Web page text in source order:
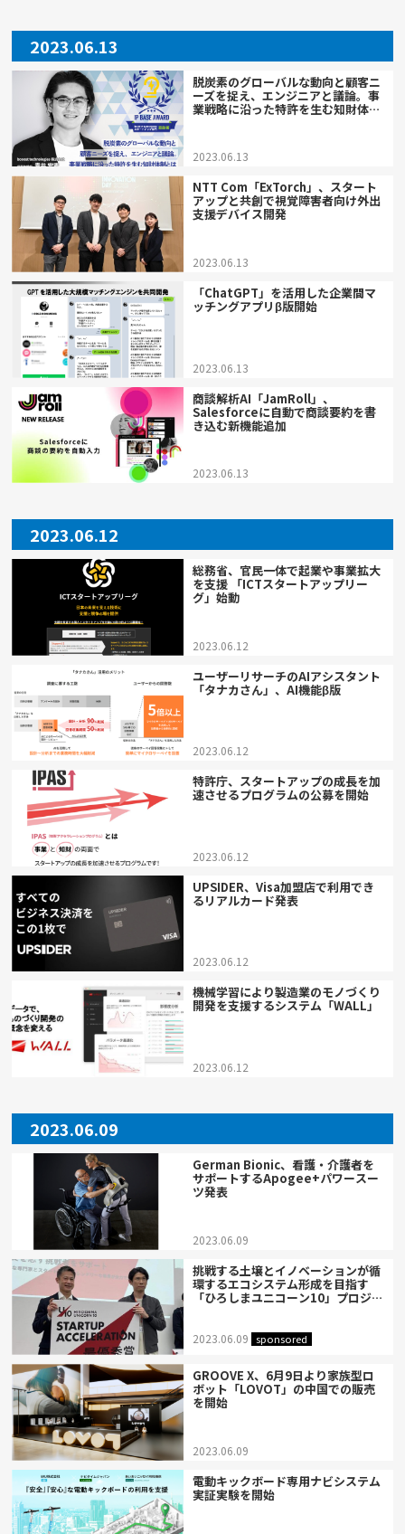
2023.06.13
脱炭素のグローバルな動向と顧客ニ
ーズを捉え、エンジニアと議論。事
業戦略に沿った特許を生む知財体制
2023.06.13
NTT Com「ExTorch」、スタート
アップと共創で視覚障害者向け外出
支援デバイス開発
2023.06.13
「ChatGPT」を活用した企業間マ
ッチングアプリβ版開始
2023.06.13
商談解析AI「JamRoll」、
Salesforceに自動で商談要約を書
き込む新機能追加
2023.06.13
2023.06.12
総務省、官民一体で起業や事業拡大
を支援 「ICTスタートアップリー
グ」始動
2023.06.12
ユーザーリサーチのAIアシスタント
「タナカさん」、AI機能β版
2023.06.12
特許庁、スタートアップの成長を加
速させるプログラムの公募を開始
2023.06.12
UPSIDER、Visa加盟店で利用でき
るリアルカード発表
2023.06.12
機械学習により製造業のモノづくり
開発を支援するシステム「WALL」
2023.06.12
2023.06.09
German Bionic、看護・介護者を
サポートするApogee+パワースー
ツ発表
2023.06.09
挑戦する土壌とイノベーションが循
環するエコシステム形成を目指す
「ひろしまユニコーン10」プロジェ
2023.06.09 sponsored
GROOVE X、6月9日より家族型ロ
ボット「LOVOT」の中国での販売
を開始
2023.06.09
電動キックボード専用ナビシステム
実証実験を開始